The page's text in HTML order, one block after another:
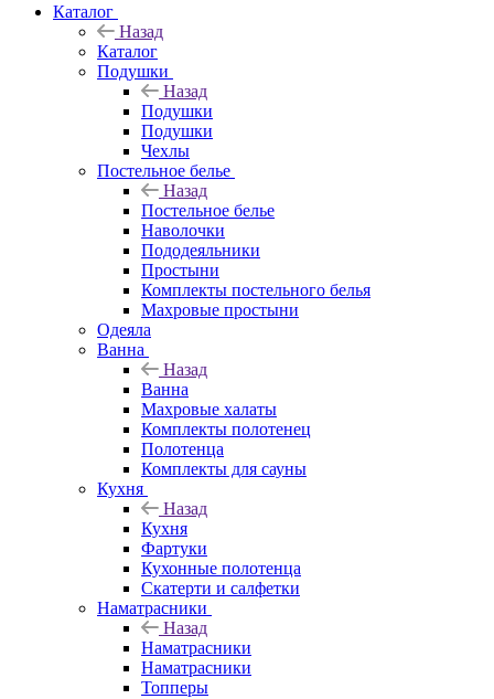
Каталог
Назад
Каталог
Подушки
Назад
Подушки
Подушки
Чехлы
Постельное белье
Назад
Постельное белье
Наволочки
Пододеяльники
Простыни
Комплекты постельного белья
Махровые простыни
Одеяла
Ванна
Назад
Ванна
Махровые халаты
Комплекты полотенец
Полотенца
Комплекты для сауны
Кухня
Назад
Кухня
Фартуки
Кухонные полотенца
Скатерти и салфетки
Наматрасники
Назад
Наматрасники
Наматрасники
Топперы